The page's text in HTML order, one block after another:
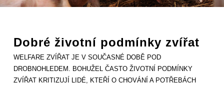
Dobré životní podmínky zvířat
WELFARE ZVÍŘAT JE V SOUČASNÉ DOBĚ POD
DROBNOHLEDEM. BOHUŽEL ČASTO ŽIVOTNÍ PODMÍNKY
ZVÍŘAT KRITIZUJÍ LIDÉ, KTEŘÍ O CHOVÁNÍ A POTŘEBÁCH